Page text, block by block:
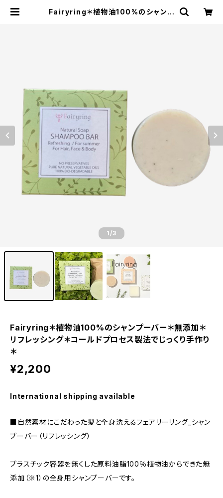
Fairyring＊植物油100%のシャンプ
1/3
Fairyring＊植物油100%のシャンプーバー＊無添加＊
リフレッシング＊コールドプロセス製法でじっくり手作り
＊
¥2,200
International shipping available
■自然素材にこだわった髪と全身洗えるフェアリーリング_シャン
プーバー（リフレッシング）
プラスチック容器を無くした原料油脂100％植物油からできた無
添加（※1）の全身用シャンプーバーです。